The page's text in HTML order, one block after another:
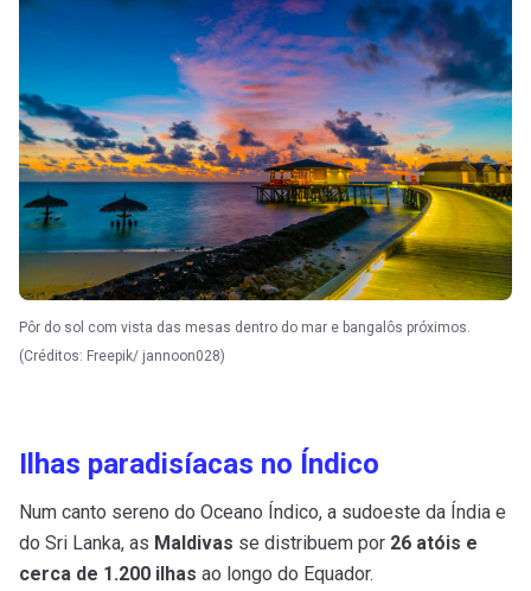
Pôr do sol com vista das mesas dentro do mar e bangalôs próximos.
(Créditos: Freepik/ jannoon028)
Ilhas paradisíacas no Índico
Num canto sereno do Oceano Índico, a sudoeste da Índia e
do Sri Lanka, as Maldivas se distribuem por 26 atóis e
cerca de 1.200 ilhas ao longo do Equador.